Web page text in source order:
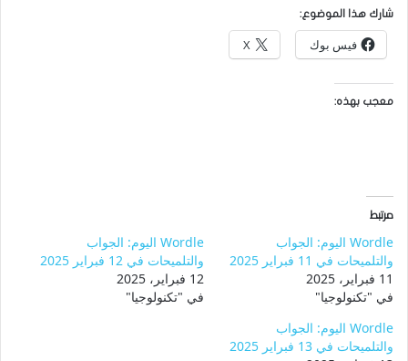
شارك هذا الموضوع:
فيس بوك X
معجب بهذه:
مرتبط
Wordle اليوم: الجواب
والتلميحات في 11 فبراير 2025
11 فبراير، 2025
في "تكنولوجيا"
Wordle اليوم: الجواب
والتلميحات في 12 فبراير 2025
12 فبراير، 2025
في "تكنولوجيا"
Wordle اليوم: الجواب
والتلميحات في 13 فبراير 2025